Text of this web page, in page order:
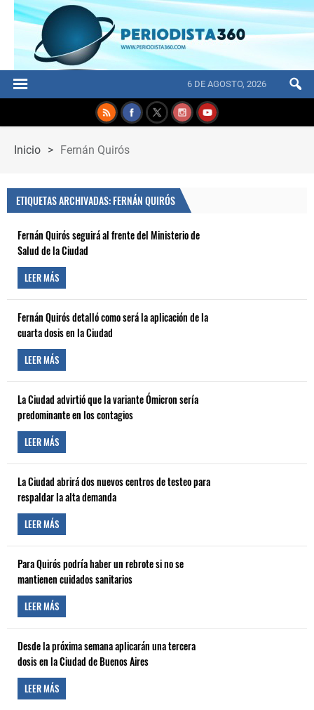
6 DE AGOSTO, 2026
Inicio > Fernán Quirós
ETIQUETAS ARCHIVADAS: FERNÁN QUIRÓS
Fernán Quirós seguirá al frente del Ministerio de
Salud de la Ciudad
LEER MÁS
Fernán Quirós detalló como será la aplicación de la
cuarta dosis en la Ciudad
LEER MÁS
La Ciudad advirtió que la variante Ómicron sería
predominante en los contagios
LEER MÁS
La Ciudad abrirá dos nuevos centros de testeo para
respaldar la alta demanda
LEER MÁS
Para Quirós podría haber un rebrote si no se
mantienen cuidados sanitarios
LEER MÁS
Desde la próxima semana aplicarán una tercera
dosis en la Ciudad de Buenos Aires
LEER MÁS